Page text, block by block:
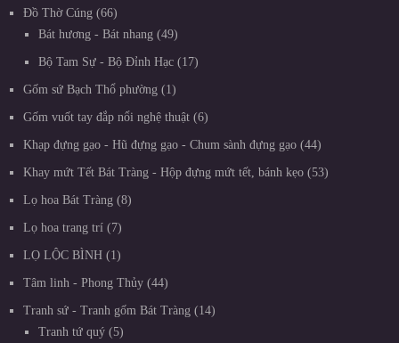
Đồ Thờ Cúng
66
Bát hương - Bát nhang
49
Bộ Tam Sự - Bộ Đỉnh Hạc 17
Gốm sứ Bạch Thổ phường 1
Gốm vuốt tay đắp nổi nghệ thuật 6
Khạp đựng gạo - Hũ đựng gạo - Chum sành đựng gạo 44
Khay mứt Tết Bát Tràng - Hộp đựng mứt tết, bánh kẹo 53
Lọ hoa Bát Tràng 8
Lọ hoa trang trí 7
LỌ LỘC BÌNH 1
Tâm linh - Phong Thủy 44
Tranh sứ - Tranh gốm Bát Tràng
14
Tranh tứ quý
5